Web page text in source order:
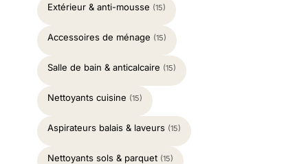
Extérieur & anti-mousse (15)
Accessoires de ménage (15)
Salle de bain & anticalcaire (15)
Nettoyants cuisine (15)
Aspirateurs balais & laveurs (15)
Nettoyants sols & parquet (15)